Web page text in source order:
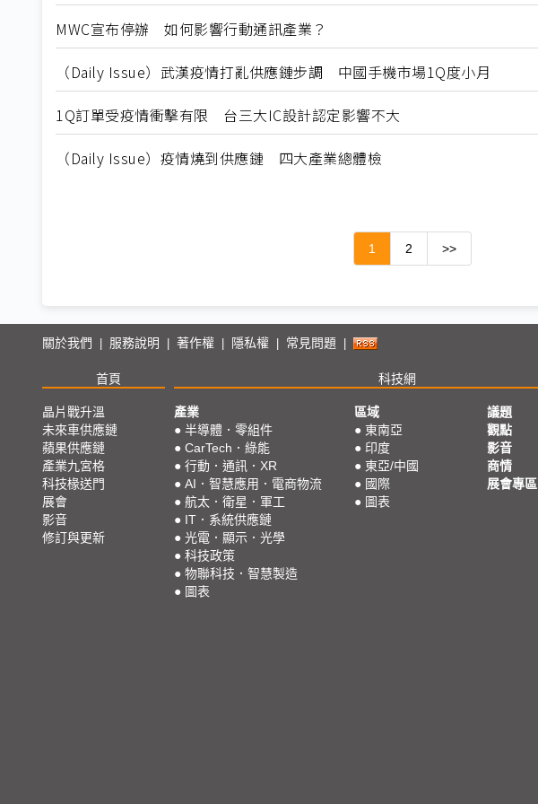
MWC宣布停辦 如何影響行動通訊產業？
（Daily Issue）武漢疫情打亂供應鏈步調 中國手機市場1Q度小月
1Q訂單受疫情衝擊有限 台三大IC設計認定影響不大
（Daily Issue）疫情燒到供應鏈 四大產業總體檢
1 2 >>
關於我們 服務說明 著作權 隱私權 常見問題
首頁 科技網
晶片戰升溫
未來車供應鏈
蘋果供應鏈
產業九宮格
科技椽送門
展會
影音
修訂與更新
產業
● 半導體．零組件
● CarTech．綠能
● 行動．通訊．XR
● AI．智慧應用．電商物流
● 航太．衛星．軍工
● IT．系統供應鏈
● 光電．顯示．光學
● 科技政策
● 物聯科技．智慧製造
● 圖表
區域
● 東南亞
● 印度
● 東亞/中國
● 國際
● 圖表
議題
觀點
影音
商情
展會專區